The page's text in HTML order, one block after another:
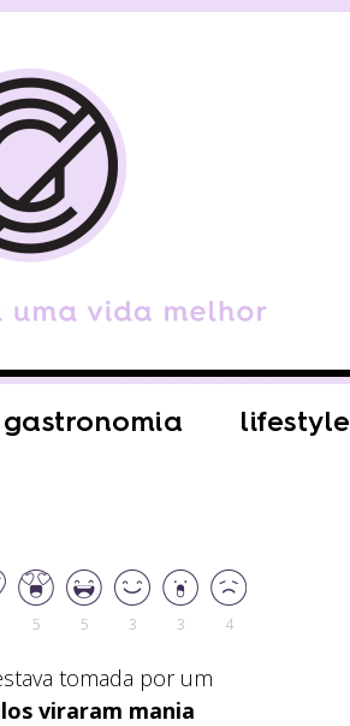
gastronomia lifestyle
5 5 3 3 4
tomada por um
viraram mania